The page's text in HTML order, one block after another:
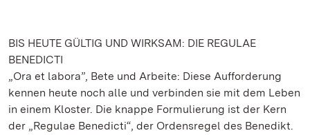
BIS HEUTE GÜLTIG UND WIRKSAM: DIE REGULAE
BENEDICTI
„Ora et labora”, Bete und Arbeite: Diese Aufforderung
kennen heute noch alle und verbinden sie mit dem Leben
in einem Kloster. Die knappe Formulierung ist der Kern
der „Regulae Benedicti“, der Ordensregel des Benedikt.